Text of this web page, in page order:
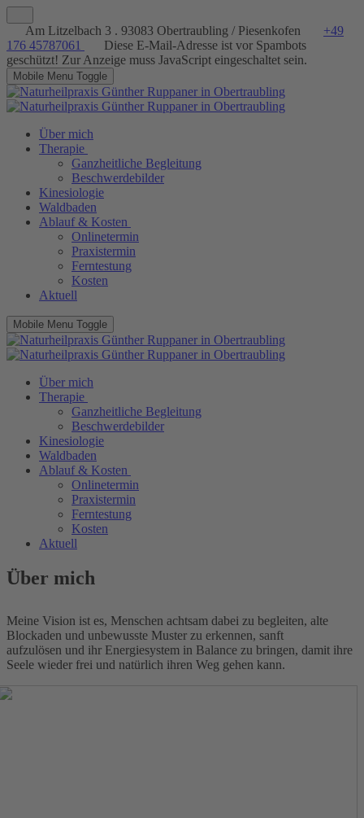
Am Litzelbach 3 . 93083 Obertraubling / Piesenkofen
+49
176 45787061
Diese E-Mail-Adresse ist vor Spambots
geschützt! Zur Anzeige muss JavaScript eingeschaltet sein.
Mobile Menu Toggle
Über mich
Therapie
Ganzheitliche Begleitung
Beschwerdebilder
Kinesiologie
Waldbaden
Ablauf & Kosten
Onlinetermin
Praxistermin
Ferntestung
Kosten
Aktuell
Mobile Menu Toggle
Über mich
Therapie
Ganzheitliche Begleitung
Beschwerdebilder
Kinesiologie
Waldbaden
Ablauf & Kosten
Onlinetermin
Praxistermin
Ferntestung
Kosten
Aktuell
Über mich
Meine Vision ist es, Menschen achtsam dabei zu begleiten, alte
Blockaden und unbewusste Muster zu erkennen, sanft
aufzulösen und ihr Energiesystem in Balance zu bringen, damit ihre
Seele wieder frei und natürlich ihren Weg gehen kann.